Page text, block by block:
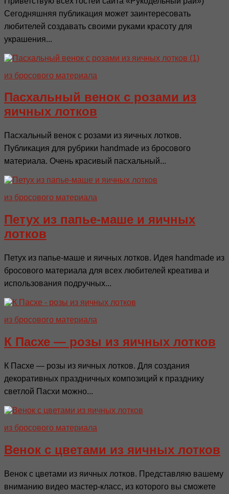
Сегодняшняя публикация может заинтересовать
любителей создавать своими руками красоту для
украшения...
из бросового материала
Пасхальный венок с розами из
яичных лотков
Пасхальный венок с розами из яичных лотков.
Публикация для рубрики handmade из бросового
материала. Очень красивый пасхальный...
из бросового материала
Петух из папье-маше и яичных
лотков
Петух из папье-маше и яичных лотков. Идея handmade из
бросового материала для всех любителей креатива и
использования подручных...
из бросового материала
К Пасхе — розы из яичных лотков
К Пасхе — розы из яичных лотков. Для создания
декоративных праздничных композиций к празднику
светлой Пасхи можно...
из бросового материала
Венок с цветами из яичных лотков
Венок с цветами из яичных лотков. Представляю вашему
вниманию видео мастер-класс, из которого вы сможете